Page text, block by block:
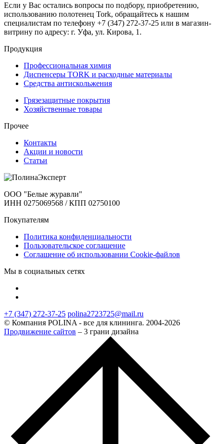
Если у Вас остались вопросы по подбору, приобретению,
использованию полотенец Tork, обращайтесь к нашим
специалистам по телефону +7 (347) 272-37-25 или в магазин-
витрину по адресу: г. Уфа, ул. Кирова, 1.
Продукция
Профессиональная химия
Диспенсеры TORK и расходные материалы
Cредства антискольжения
Грязезащитные покрытия
Хозяйственные товары
Прочее
Контакты
Акции и новости
Статьи
ООО "Белые журавли"
ИНН 0275069568 / КПП 02750100
Покупателям
Политика конфиденциальности
Пользовательское соглашение
Соглашение об использовании Cookie-файлов
Мы в социальных сетях
+7 (347) 272-37-25 polina2723725@mail.ru
© Компания POLINA - все для клининга. 2004-2026
Продвижение сайтов – 3 грани дизайна